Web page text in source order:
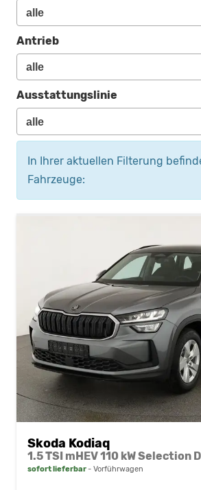
Antrieb
Ausstattungslinie
In Ihrer aktuellen Filterung
Fahrzeuge:
Skoda Kodiaq
sofort lieferbar Vorführwagen